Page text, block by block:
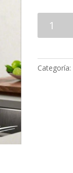
31005
Categoría: